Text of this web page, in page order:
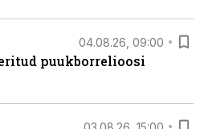
04.08.26, 09:00
puukborrelioosi